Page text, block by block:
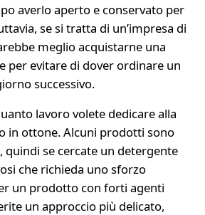
averlo aperto e conservato per
se si tratta di un’impresa di
meglio acquistarne una
per evitare di dover ordinare un
successivo.
lavoro volete dedicare alla
in ottone. Alcuni prodotti sono
se cercate un detergente
che richieda uno sforzo
un prodotto con forti agenti
un approccio più delicato,